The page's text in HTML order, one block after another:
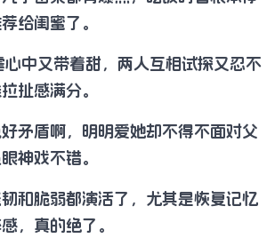
给闺蜜了。
中又带着甜，两人互相试探又忍不
扯感满分。
矛盾啊，明明爱她却不得不面对父
神戏不错。
和脆弱都演活了，尤其是恢复记忆
，真的绝了。